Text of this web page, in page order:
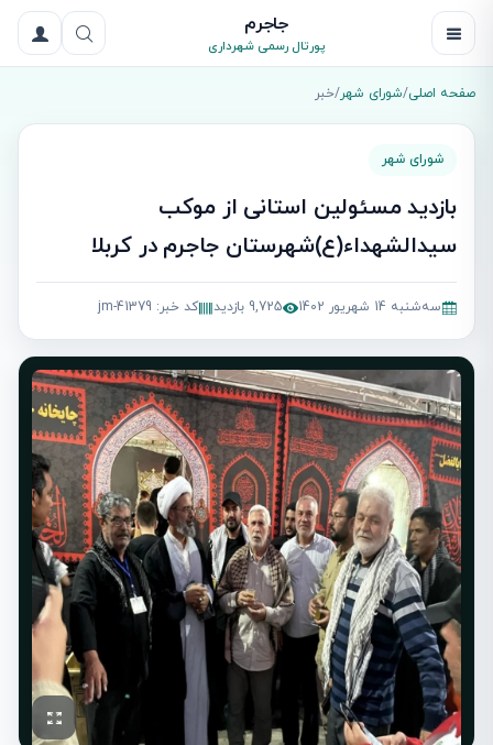
جاجرم
پورتال رسمی شهرداری
صفحه اصلی/شورای شهر/خبر
شورای شهر
بازدید مسئولین استانی از موکب
سیدالشهداء(ع)شهرستان جاجرم در کربلا
سه‌شنبه 14 شهریور 1402 9,725 بازدید کد خبر: jm-41379